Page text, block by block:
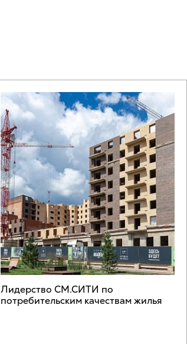
Лидерство СМ.СИТИ по
потребительским качествам жилья